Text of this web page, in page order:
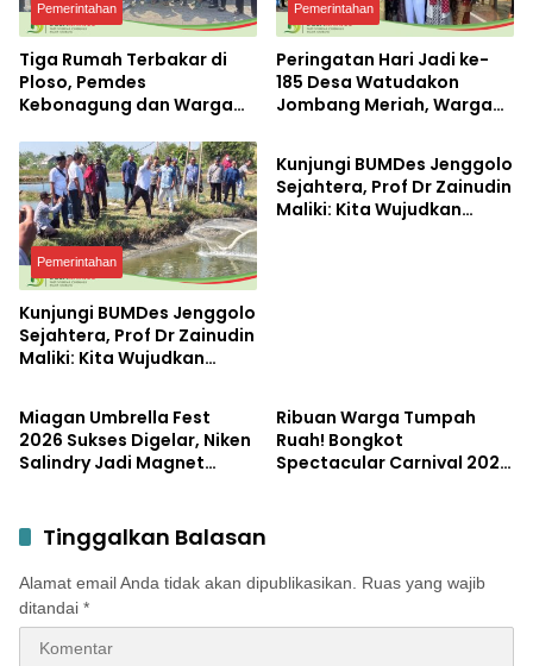
Pemerintahan
Tiga Rumah Terbakar di
Ploso, Pemdes
Kebonagung dan Warga
Korban
Pemerintahan
Peringatan Hari Jadi ke-
185 Desa Watudakon
Jombang Meriah, Warga
Pemerintahan
Kunjungi BUMDes Jenggolo
Sejahtera, Prof Dr Zainudin
Maliki: Kita Wujudkan
dengan Potensi Desa
Bisnis
Kunjungi BUMDes Jenggolo
Sejahtera, Prof Dr Zainudin
Maliki: Kita Wujudkan
Pemerintahan
Miagan Umbrella Fest
2026 Sukses Digelar, Niken
Salindry Jadi Magnet
Ribuan Warga Tumpah
Ruah! Bongkot
Spectacular Carnival 2026
Tinggalkan Balasan
Alamat email Anda tidak akan dipublikasikan. Ruas yang wajib
ditandai *